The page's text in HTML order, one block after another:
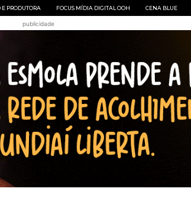
E PRODUTORA FOCUS MÍDIA DIGITAL OOH CENA BLUE
publicidade